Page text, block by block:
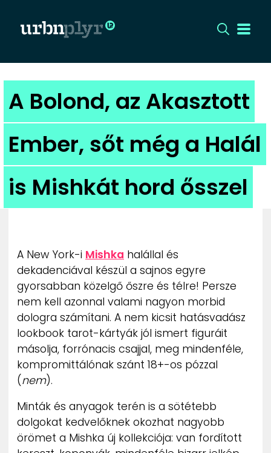
CÍMLAP
DIZÁJN
DIVAT
HIP
UTCA
ZENE
MÉDIAAJÁNLAT
IMPRESSZUM
PR-ARCHÍVUM
ADATKEZELÉSI TÁJÉKOZTATÓ
A Bolond, az Akasztott
Ember, sőt még a Halál
is Mishkát hord ősszel
A New York-i Mishka halállal és
dekadenciával készül a sajnos egyre
gyorsabban közelgő őszre és télre! Persze
nem kell azonnal valami nagyon morbid
dologra számítani. A nem kicsit hatásvadász
lookbook tarot-kártyák jól ismert figuráit
másolja, forrónacis csajjal, meg mindenféle,
kompromittálónak szánt 18+-os pózzal
(nem).
Minták és anyagok terén is a sötétebb
dolgokat kedvelőknek okozhat nagyobb
örömet a Mishka új kollekciója: van fordított